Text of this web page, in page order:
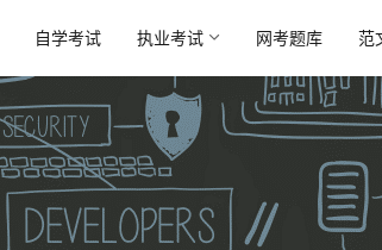
自学考试 执业考试 网考题库 范